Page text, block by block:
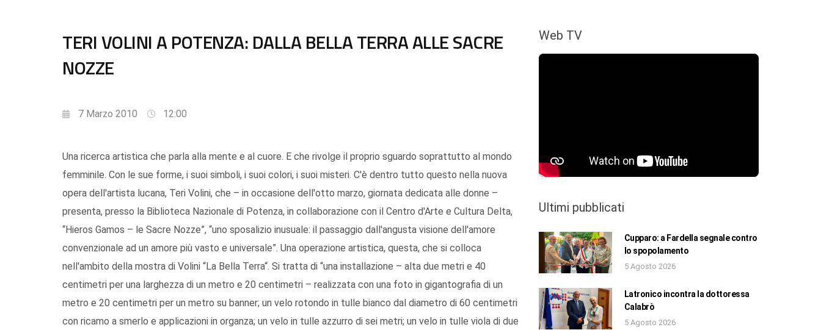
TERI VOLINI A POTENZA: DALLA BELLA TERRA ALLE SACRE
NOZZE
7 Marzo 2010 12:00
Una ricerca artistica che parla alla mente e al cuore. E che rivolge il proprio sguardo soprattutto al mondo
femminile. Con le sue forme, i suoi simboli, i suoi colori, i suoi misteri. C'è dentro tutto questo nella nuova
opera dell'artista lucana, Teri Volini, che – in occasione dell'otto marzo, giornata dedicata alle donne –
presenta, presso la Biblioteca Nazionale di Potenza, in collaborazione con il Centro d'Arte e Cultura Delta,
“Hieros Gamos – le Sacre Nozze”, “uno sposalizio inusuale: il passaggio dall'angusta visione dell'amore
convenzionale ad un amore più vasto e universale”. Una operazione artistica, questa, che si colloca
nell'ambito della mostra di Volini “La Bella Terra“. Si tratta di “una installazione – alta due metri e 40
centimetri per una larghezza di un metro e 20 centimetri – realizzata con una foto in gigantografia di un
metro e 20 centimetri per un metro su banner; un velo rotondo in tulle bianco dal diametro di 60 centimetri
con ricamo a smerlo e applicazioni in organza; un velo in tulle azzurro di sei metri; un velo in tulle viola di due
Web TV
Ultimi pubblicati
Cupparo: a Fardella segnale contro
lo spopolamento
5 Agosto 2026
Latronico incontra la dottoressa
Calabrò
5 Agosto 2026